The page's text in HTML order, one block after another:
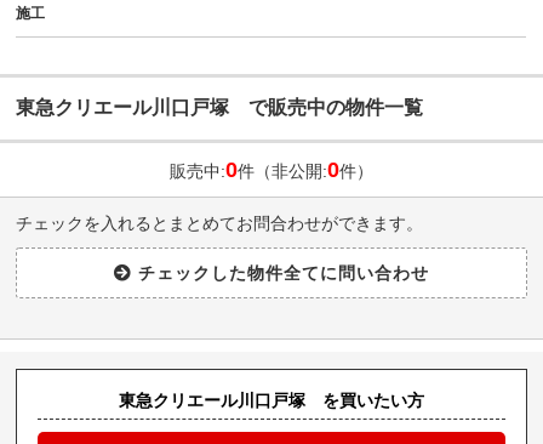
施工
東急クリエール川口戸塚 で販売中の物件一覧
販売中:0件（非公開:0件）
チェックを入れるとまとめてお問合わせができます。
東急クリエール川口戸塚 を買いたい方